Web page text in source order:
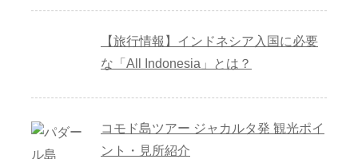
【旅行情報】インドネシア入国に必要
な「All Indonesia」とは？
コモド島ツアー ジャカルタ発 観光ポイ
ント・見所紹介